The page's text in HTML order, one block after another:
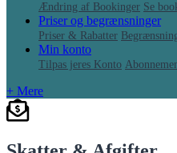
Ændring af Bookinger Se
Priser og begrænsninger
Priser & Rabatter
Min konto
Tilpas jeres Konto
+ Mere